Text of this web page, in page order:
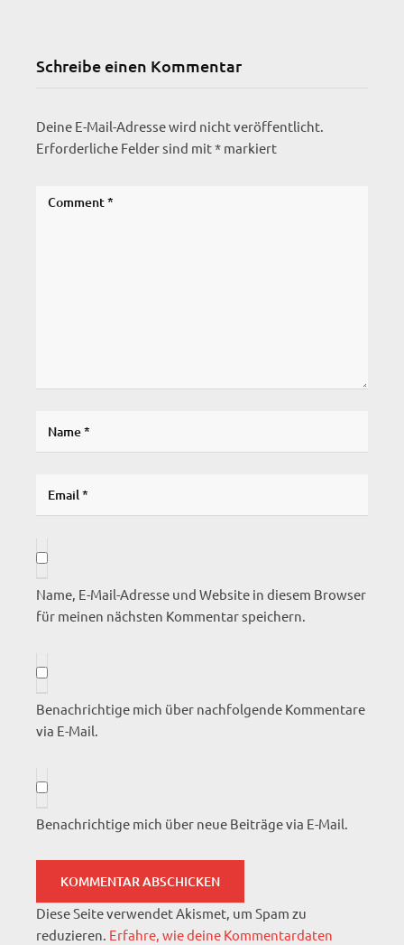
Schreibe einen Kommentar
Deine E-Mail-Adresse wird nicht veröffentlicht.
Erforderliche Felder sind mit* markiert
Name, E-Mail-Adresse und Website in diesem Browser
für meinen nächsten Kommentar speichern.
Benachrichtige mich über nachfolgende Kommentare
via E-Mail.
Benachrichtige mich über neue Beiträge via E-Mail.
Diese Seite verwendet Akismet, um Spam zu
reduzieren. Erfahre, wie deine Kommentardaten